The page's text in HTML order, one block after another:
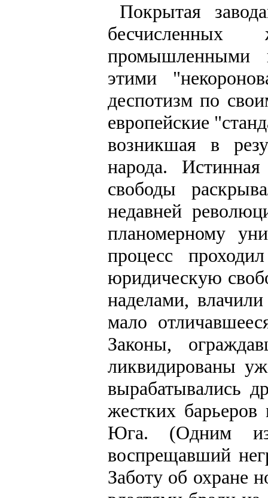
Покрытая
бесчисленных
промышленными
этими
деспотизм по
европейские
возникшая в
народа.
свободы
недавней
планомерному
процесс
юридическую
наделами,
мало
Законы,
ликвидированы
вырабатывались
жестких
Юга. (Одним
воспрещавший
Заботу об охране